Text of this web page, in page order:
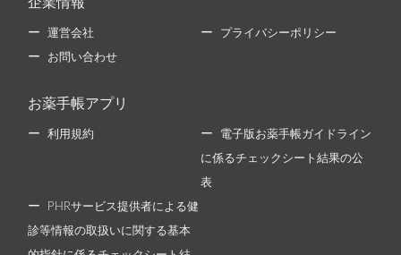
企業情報
運営会社 プライバシーポリシー
お問い合わせ
お薬手帳アプリ
利用規約 電子版お薬手帳ガイドライン
に係るチェックシート結果の公
表
PHRサービス提供者による健
診等情報の取扱いに関する基本